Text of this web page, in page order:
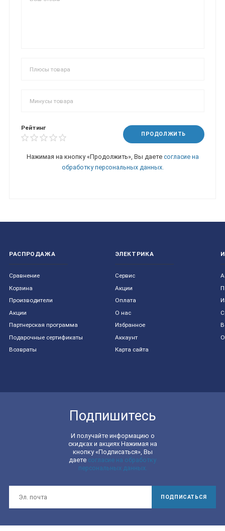
Рейтинг
ПРОДОЛЖИТЬ
Нажимая на кнопку «Продолжить», Вы даете согласие на
обработку персональных данных.
РАСПРОДАЖА
Сравнение
Корзина
Производители
Акции
Партнерская программа
Подарочные сертификаты
Возвраты
ЭЛЕКТРИКА
Сервис
Акции
Оплата
О нас
Избранное
Аккаунт
Карта сайта
Подпишитесь
И получайте информацию о
скидках и акциях Нажимая на
кнопку «Подписаться», Вы
даете согласие на обработку
персональных данных.
ПОДПИСАТЬСЯ